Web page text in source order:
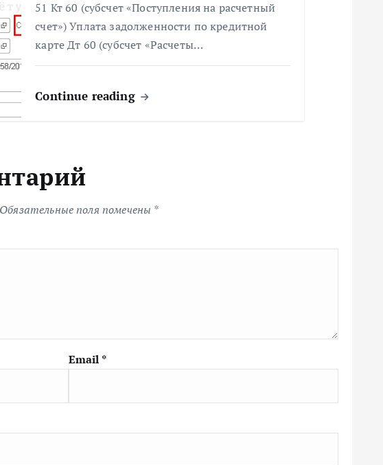
51 Кт 60 (субсчет «Поступления на расчетный
счет») Уплата задолженности по кредитной
карте Дт 60 (субсчет «Расчеты…
Continue reading
Обязательные поля помечены *
Email *